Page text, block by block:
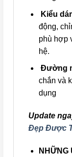
Kiểu
động,
phù hợp
hệ.
Đường
chắn và
dụng
Update
Đẹp Được
NHỮNG